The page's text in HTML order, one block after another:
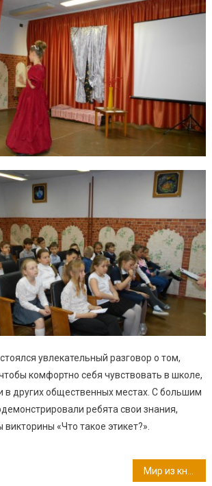
увлекательный разговор о том,
комфортно себя чувствовать в школе,
в других общественных местах. С большим
ребята свои знания,
«Что такое этикет?».